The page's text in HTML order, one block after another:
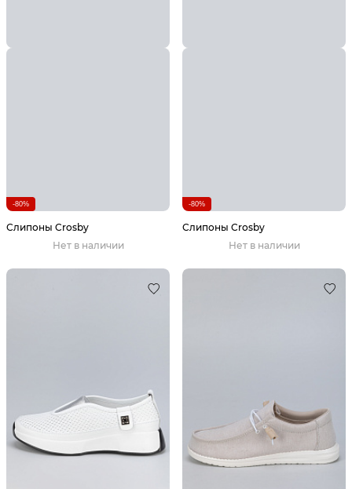
-80%
Слипоны Crosby
Нет в наличии
-80%
Слипоны Crosby
Нет в наличии